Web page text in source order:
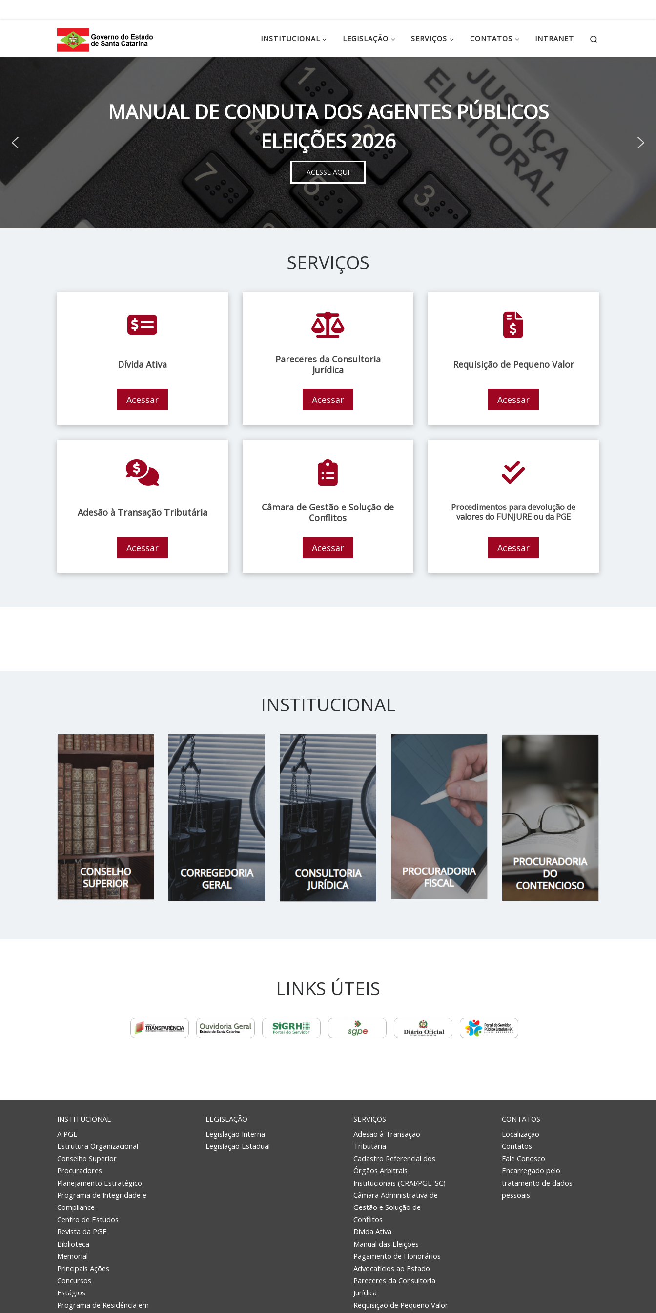
INSTITUCIONAL LEGISLAÇÃO SERVIÇOS CONTATOS INTRANET
MANUAL DE CONDUTA DOS AGENTES PÚBLICOS
ELEIÇÕES 2026
ACESSE AQUI
SERVIÇOS
Dívida Ativa
Acessar
Pareceres da Consultoria
Jurídica
Acessar
Requisição de Pequeno Valor
Acessar
Adesão à Transação Tributária
Acessar
Câmara de Gestão e Solução de
Conflitos
Acessar
Procedimentos para devolução de
valores do FUNJURE ou da PGE
Acessar
INSTITUCIONAL
LINKS ÚTEIS
INSTITUCIONAL
A PGE
Estrutura Organizacional
Conselho Superior
Procuradores
Planejamento Estratégico
Programa de Integridade e
Compliance
Centro de Estudos
Revista da PGE
Biblioteca
Memorial
Principais Ações
Concursos
Estágios
Programa de Residência em
LEGISLAÇÃO
Legislação Interna
Legislação Estadual
SERVIÇOS
Adesão à Transação
Tributária
Cadastro Referencial dos
Órgãos Arbitrais
Institucionais (CRAI/PGE-SC)
Câmara Administrativa de
Gestão e Solução de
Conflitos
Dívida Ativa
Manual das Eleições
Pagamento de Honorários
Advocatícios ao Estado
Pareceres da Consultoria
Jurídica
Requisição de Pequeno Valor
CONTATOS
Localização
Contatos
Fale Conosco
Encarregado pelo
tratamento de dados
pessoais